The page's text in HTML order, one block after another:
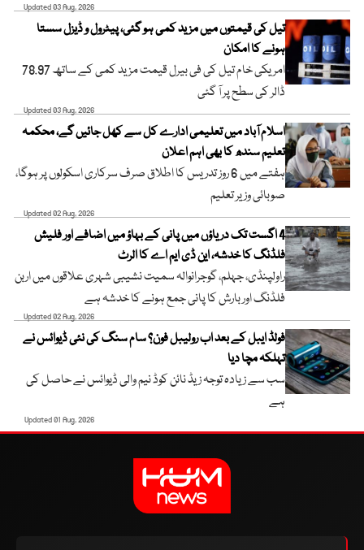
Updated 03 Aug, 2026
تیل کی قیمتوں میں مزید کمی ہو گئی، پیٹرول و ڈیزل سستا
ہونے کا امکان
امریکی خام تیل کی فی بیرل قیمت مزید کمی کے ساتھ 78.97
ڈالر کی سطح پر آ گئی
Updated 03 Aug, 2026
اسلام آباد میں تعلیمی ادارے کل سے کھل جائیں گے، محکمہ
تعلیم سندھ کا بھی اہم اعلان
ہفتے میں 6 روز تدریس کا اطلاق صرف سرکاری اسکولوں پر ہوگا،
صوبائی وزیر تعلیم
Updated 02 Aug, 2026
4 اگست تک دریاؤں میں پانی کے بہاؤ میں اضافے اور فلیش
فلڈنگ کا خدشہ، این ڈی ایم اے کا الرٹ
راولپنڈی، جہلم، گوجرانوالہ سمیت نشیبی شہری علاقوں میں اربن
فلڈنگ اور بارش کا پانی جمع ہونے کا خدشہ ہے
Updated 02 Aug, 2026
فولڈ ایبل کے بعد اب رولیبل فون؟ سام سنگ کی نئی ڈیوائس نے
تہلکہ مچا دیا
سب سے زیادہ توجہ زیڈ نائن کوڈ نیم والی ڈیوائس نے حاصل کی
ہے
Updated 01 Aug, 2026